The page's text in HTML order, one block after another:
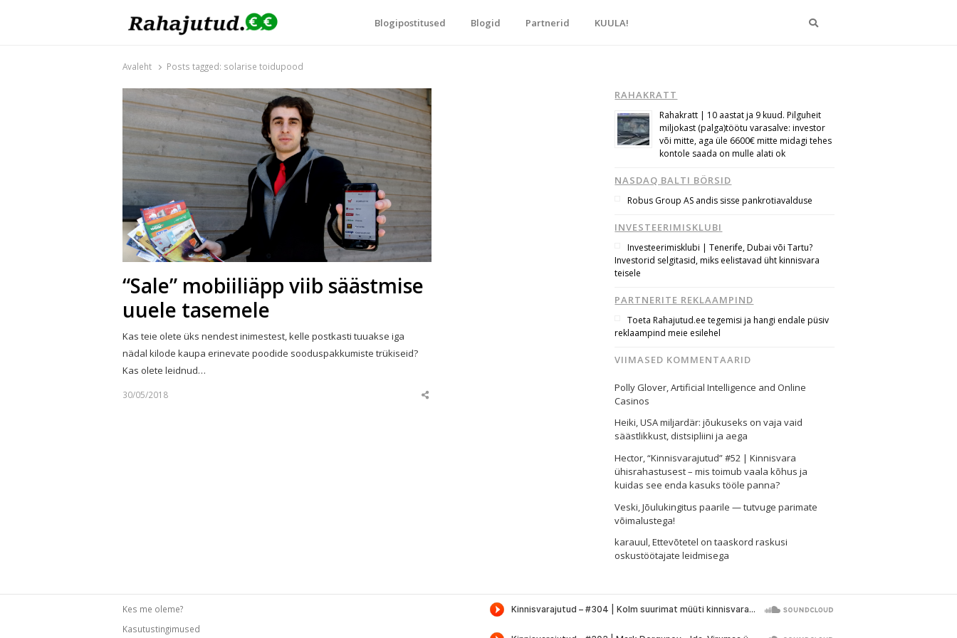
Blogipostitused Blogid Partnerid KUULA!
Avaleht Posts tagged: solarise toidupood
“Sale” mobiiliäpp viib säästmise
uuele tasemele
Kas teie olete üks nendest inimestest, kelle postkasti tuuakse iga
nädal kilode kaupa erinevate poodide sooduspakkumiste trükiseid?
Kas olete leidnud…
30/05/2018
Share
RAHAKRATT
Rahakratt | 10 aastat ja 9 kuud. Pilguheit
miljokast (palga)töötu varasalve: investor
või mitte, aga üle 6600€ mitte midagi tehes
kontole saada on mulle alati ok
NASDAQ BALTI BÖRSID
Robus Group AS andis sisse pankrotiavalduse
INVESTEERIMISKLUBI
Investeerimisklubi | Tenerife, Dubai või Tartu?
Investorid selgitasid, miks eelistavad üht kinnisvara
teisele
PARTNERITE REKLAAMPIND
Toeta Rahajutud.ee tegemisi ja hangi endale püsiv
reklaampind meie esilehel
VIIMASED KOMMENTAARID
Polly Glover ,Artificial Intelligence and Online
Casinos
Heiki,USA miljardär: jõukuseks on vaja vaid
säästlikkust, distsipliini ja aega
Hector,“Kinnisvarajutud” #52 | Kinnisvara
ühisrahastusest – mis toimub vaala kõhus ja
kuidas see enda kasuks tööle panna?
Veski,Jõulukingitus paarile — tutvuge parimate
võimalustega!
karauul,Ettevõtetel on taaskord raskusi
oskustöötajate leidmisega
Kes me oleme?
Kasutustingimused